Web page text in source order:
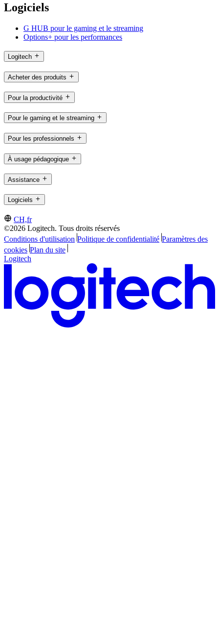
Logiciels
G HUB pour le gaming et le streaming
Options+ pour les performances
Logitech
Acheter des produits
Pour la productivité
Pour le gaming et le streaming
Pour les professionnels
À usage pédagogique
Assistance
Logiciels
CH,fr
©2026 Logitech. Tous droits réservés
Conditions d'utilisation Politique de confidentialité Paramètres des
cookies Plan du site
Logitech